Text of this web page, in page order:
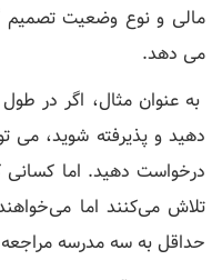
مالی و نوع وضعیت تصمیم
می دهد.
به عنوان مثال، اگر در
دهید و پذیرفته شوید، می
درخواست دهید. اما کسانی
تلاش می‌کنند اما
حداقل به سه مدرسه